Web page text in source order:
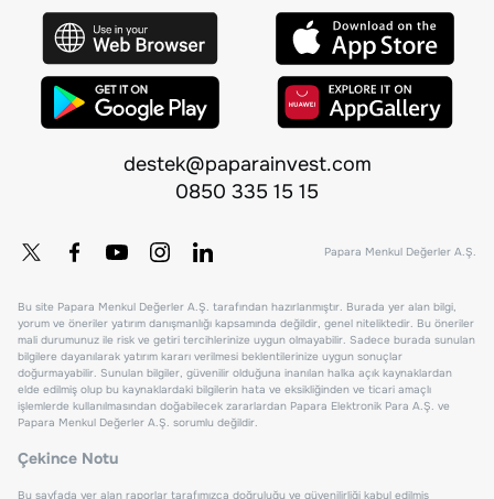
destek@paparainvest.com
0850 335 15 15
Papara Menkul Değerler A.Ş.
Bu site Papara Menkul Değerler A.Ş. tarafından hazırlanmıştır. Burada yer alan bilgi,
yorum ve öneriler yatırım danışmanlığı kapsamında değildir, genel niteliktedir. Bu öneriler
mali durumunuz ile risk ve getiri tercihlerinize uygun olmayabilir. Sadece burada sunulan
bilgilere dayanılarak yatırım kararı verilmesi beklentilerinize uygun sonuçlar
doğurmayabilir. Sunulan bilgiler, güvenilir olduğuna inanılan halka açık kaynaklardan
elde edilmiş olup bu kaynaklardaki bilgilerin hata ve eksikliğinden ve ticari amaçlı
işlemlerde kullanılmasından doğabilecek zararlardan Papara Elektronik Para A.Ş. ve
Papara Menkul Değerler A.Ş. sorumlu değildir.
Çekince Notu
Bu sayfada yer alan raporlar tarafımızca doğruluğu ve güvenilirliği kabul edilmiş